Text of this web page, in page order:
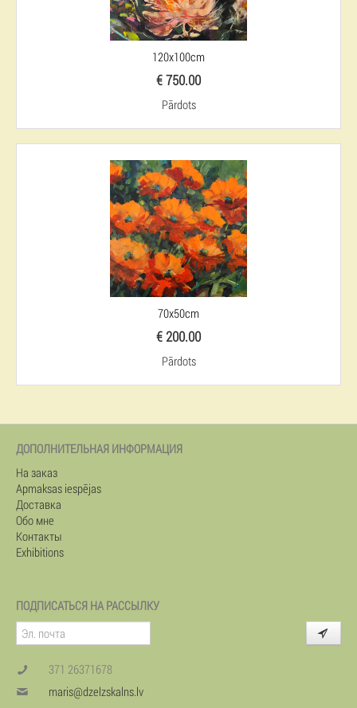
120x100cm
€ 750.00
Pārdots
70x50cm
€ 200.00
Pārdots
ДОПОЛНИТЕЛЬНАЯ ИНФОРМАЦИЯ
На заказ
Apmaksas iespējas
Доставка
Обо мне
Контакты
Exhibitions
ПОДПИСАТЬСЯ НА РАССЫЛКУ
371 26371678
maris@dzelzskalns.lv